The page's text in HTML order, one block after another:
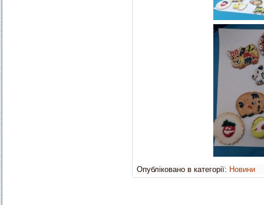
Опубліковано в категорії: Новини